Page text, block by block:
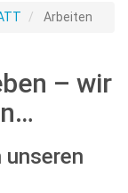
Arbeiten
– wir